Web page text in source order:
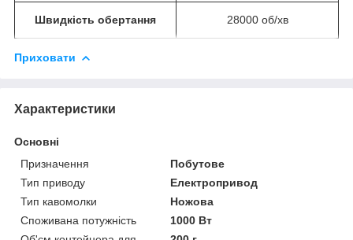
Швидкість обертання 28000 об/хв
Приховати
Характеристики
Основні
Призначення
Побутове
Тип приводу
Електропривод
Тип кавомолки
Ножова
Споживана потужність
1000 Вт